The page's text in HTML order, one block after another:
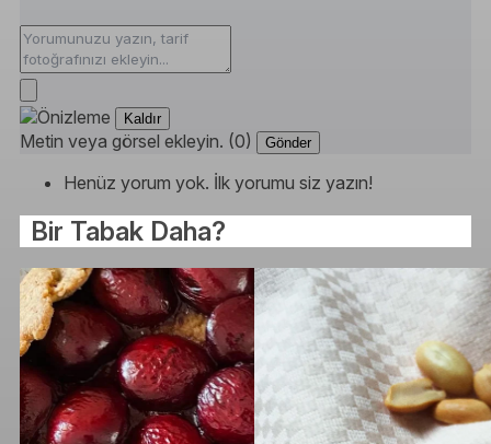
Kaldır
Metin veya görsel ekleyin. (0) Gönder
Henüz yorum yok. İlk yorumu siz yazın!
Bir Tabak Daha?